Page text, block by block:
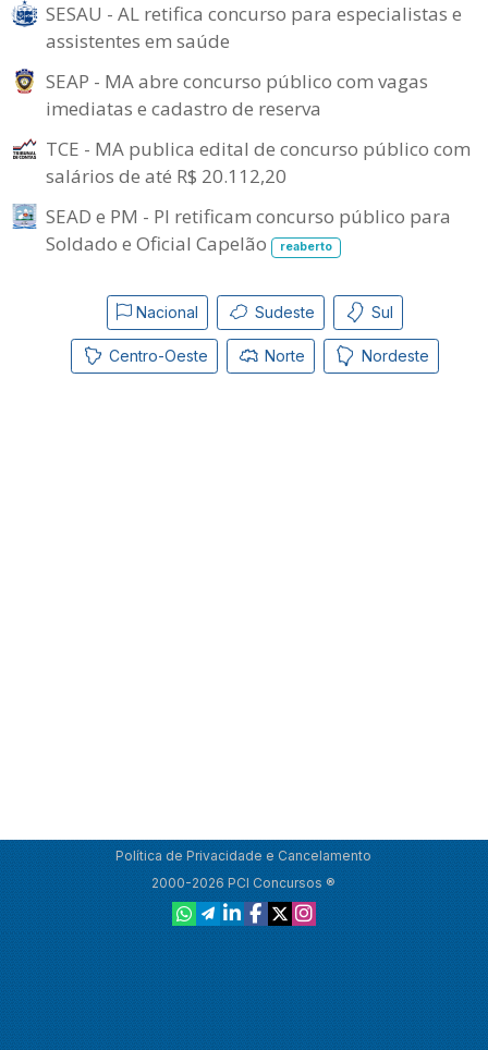
SESAU - AL retifica concurso para especialistas e
assistentes em saúde
SEAP - MA abre concurso público com vagas
imediatas e cadastro de reserva
TCE - MA publica edital de concurso público com
salários de até R$ 20.112,20
SEAD e PM - PI retificam concurso público para
Soldado e Oficial Capelão
reaberto
Nacional Sudeste Sul
Centro-Oeste Norte Nordeste
Política de Privacidade e Cancelamento
2000-2026 PCI Concursos ®